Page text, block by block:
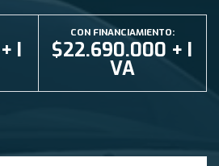
I
CON FINANCIAMIENTO:
$22.690.000 + I
VA